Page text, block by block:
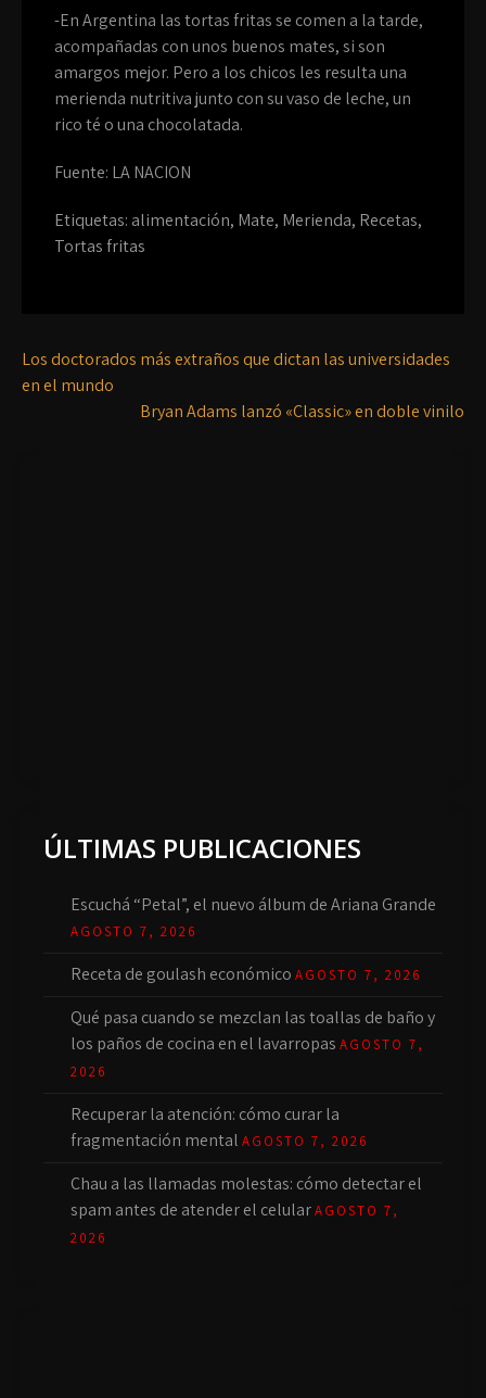
-En Argentina las tortas fritas se comen a la tarde,
acompañadas con unos buenos mates, si son
amargos mejor. Pero a los chicos les resulta una
merienda nutritiva junto con su vaso de leche, un
rico té o una chocolatada.
Fuente: LA NACION
Etiquetas: alimentación, Mate, Merienda, Recetas,
Tortas fritas
Los doctorados más extraños que dictan las universidades
en el mundo
Bryan Adams lanzó «Classic» en doble vinilo
ÚLTIMAS PUBLICACIONES
Escuchá “Petal”, el nuevo álbum de Ariana Grande
AGOSTO 7, 2026
Receta de goulash económico AGOSTO 7, 2026
Qué pasa cuando se mezclan las toallas de baño y
los paños de cocina en el lavarropas AGOSTO 7,
2026
Recuperar la atención: cómo curar la
fragmentación mental AGOSTO 7, 2026
Chau a las llamadas molestas: cómo detectar el
spam antes de atender el celularAGOSTO 7,
2026